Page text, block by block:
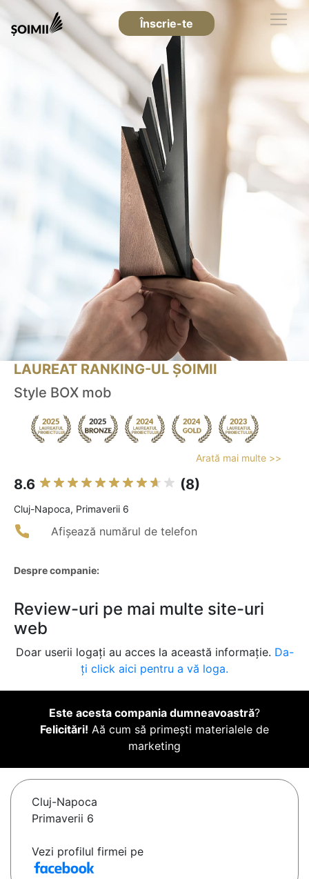
Înscrie-te
LAUREAT RANKING-UL ȘOIMII
Style BOX mob
Arată mai multe >>
8.6 (8)
Cluj-Napoca, Primaverii 6
Afișează numărul de telefon
Despre companie:
Review-uri pe mai multe site-uri
web
Doar userii logați au acces la această informație. Da-
ți click aici pentru a vă loga.
Este acesta compania dumneavoastră?
Felicitări! Aă cum să primești materialele de
marketing
Cluj-Napoca
Primaverii 6
Vezi profilul firmei pe